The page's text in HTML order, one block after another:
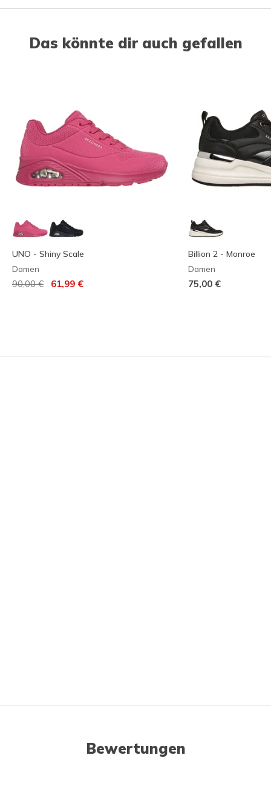
Das könnte dir auch gefallen
UNO - Shiny Scale
Damen
Reduziert von
90,00 € auf
61,99 €
Billion 2 - Monroe
Damen
75,00 €
Bewertungen